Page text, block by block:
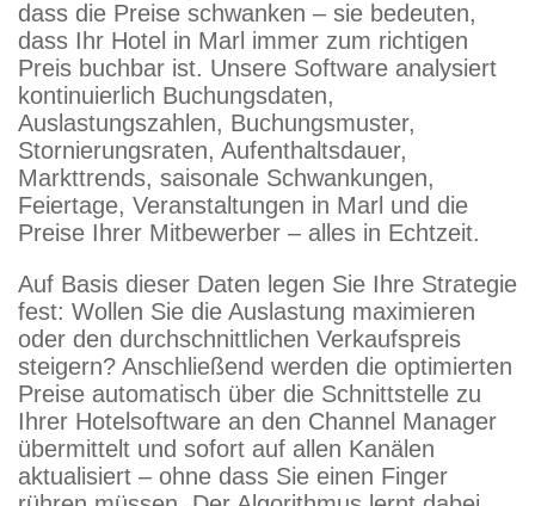
dass die Preise schwanken – sie bedeuten,
dass Ihr Hotel in Marl immer zum richtigen
Preis buchbar ist. Unsere Software analysiert
kontinuierlich Buchungsdaten,
Auslastungszahlen, Buchungsmuster,
Stornierungsraten, Aufenthaltsdauer,
Markttrends, saisonale Schwankungen,
Feiertage, Veranstaltungen in Marl und die
Preise Ihrer Mitbewerber – alles in Echtzeit.
Auf Basis dieser Daten legen Sie Ihre Strategie
fest: Wollen Sie die Auslastung maximieren
oder den durchschnittlichen Verkaufspreis
steigern? Anschließend werden die optimierten
Preise automatisch über die Schnittstelle zu
Ihrer Hotelsoftware an den Channel Manager
übermittelt und sofort auf allen Kanälen
aktualisiert – ohne dass Sie einen Finger